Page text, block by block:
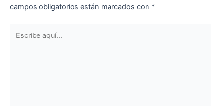
campos obligatorios están marcados con *
aquí...